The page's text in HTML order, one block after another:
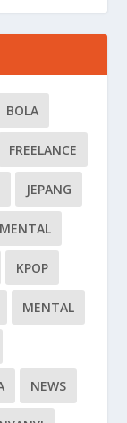
BOLA
FREELANCE
JEPANG
KPOP
MENTAL
NEWS